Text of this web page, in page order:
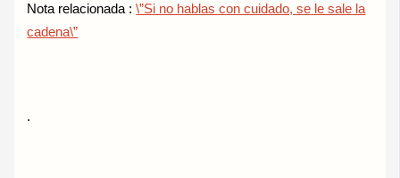
Nota relacionada :\”Si no hablas con cuidado, se le sale la
cadena\”
.